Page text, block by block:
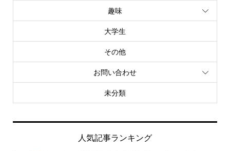
趣味
大学生
その他
お問い合わせ
未分類
人気記事ランキング